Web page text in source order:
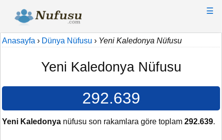
☰
Anasayfa › Dünya Nüfusu › Yeni Kaledonya Nüfusu
Yeni Kaledonya Nüfusu
292.639
Yeni Kaledonya nüfusu son rakamlara göre toplam 292.639.